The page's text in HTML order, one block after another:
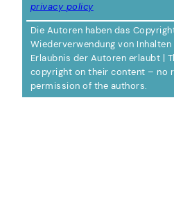
privacy policy
Die Autoren haben das
Wiederverwendung von
Erlaubnis der Autoren erlaubt |
copyright on their content – no
permission of the authors.